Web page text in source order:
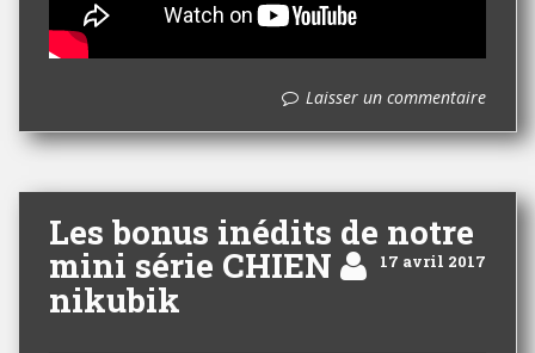
Laisser un commentaire
Les bonus inédits de notre
mini série CHIEN 17 avril 2017
nikubik